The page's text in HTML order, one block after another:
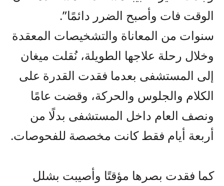
الوقت فات وأصبح الضرر دائمًا”.
سنوات من المعاناة والتشخيصات المعقدة
وخلال رحلة علاجها الطويلة، نُقلت ميغان
إلى المستشفى بعدما فقدت القدرة على
الكلام والجلوس والحركة، وقضت عامًا
ونصف العام داخل المستشفى بدلًا من
أربعة أيام فقط كانت مخصصة للفحوصات.
كما فقدت بصرها مؤقتًا وأصيبت بشلل